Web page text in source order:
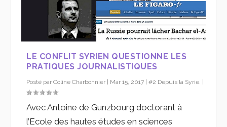
LE CONFLIT SYRIEN QUESTIONNE LES
PRATIQUES JOURNALISTIQUES
Posté parColine Charbonnier | Mar 15, 2017 |#2 Depuis la Syrie. |
Avec Antoine de Gunzbourg doctorant à
l’Ecole des hautes études en sciences